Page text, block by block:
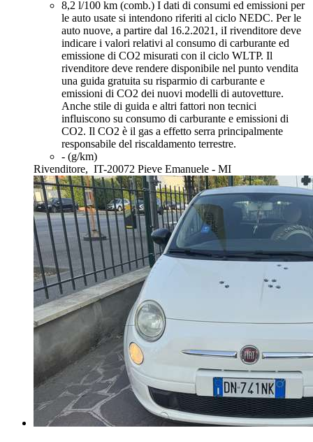
8,2 l/100 km (comb.) I dati di consumi ed emissioni per
le auto usate si intendono riferiti al ciclo NEDC. Per le
auto nuove, a partire dal 16.2.2021, iI rivenditore deve
indicare i valori relativi al consumo di carburante ed
emissione di CO2 misurati con il ciclo WLTP. Il
rivenditore deve rendere disponibile nel punto vendita
una guida gratuita su risparmio di carburante e
emissioni di CO2 dei nuovi modelli di autovetture.
Anche stile di guida e altri fattori non tecnici
influiscono su consumo di carburante e emissioni di
CO2. Il CO2 è il gas a effetto serra principalmente
responsabile del riscaldamento terrestre.
- (g/km)
Rivenditore, IT-20072 Pieve Emanuele - MI